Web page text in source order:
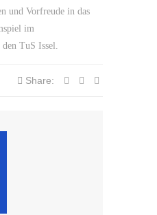
und Vorfreude in das
im
TuS Issel.
Share: